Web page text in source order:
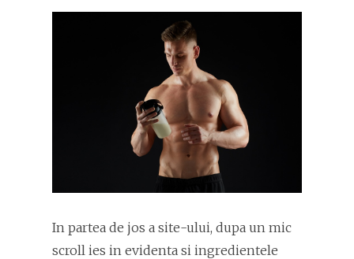
In partea de jos a site-ului, dupa un mic
scroll ies in evidenta si ingredientele